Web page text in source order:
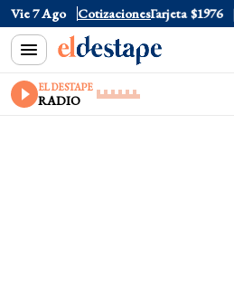
Vie 7 Ago Cotizaciones
$1520 Dólar Tarjeta $1976
EL DESTAPE
RADIO